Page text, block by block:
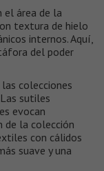
el área de la
textura de hielo
internos. Aquí,
del poder
colecciones
sutiles
evocan
de la colección
con cálidos
suave y una